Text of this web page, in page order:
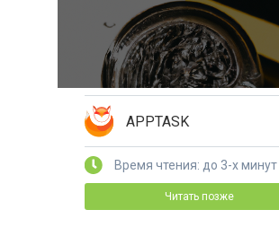
APPTASK
Время чтения: до 3-х минут
Читать позже